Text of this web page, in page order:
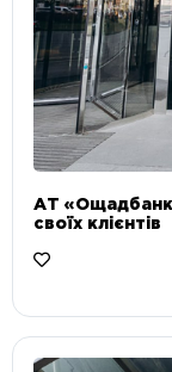
АТ
своїх клієнтів